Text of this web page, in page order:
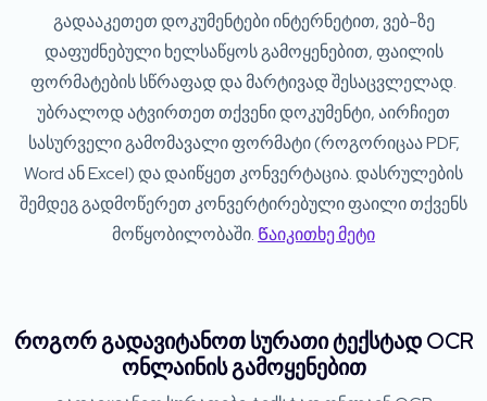
გადააკეთეთ დოკუმენტები ინტერნეტით, ვებ-ზე
დაფუძნებული ხელსაწყოს გამოყენებით, ფაილის
ფორმატების სწრაფად და მარტივად შესაცვლელად.
უბრალოდ ატვირთეთ თქვენი დოკუმენტი, აირჩიეთ
სასურველი გამომავალი ფორმატი (როგორიცაა PDF,
Word ან Excel) და დაიწყეთ კონვერტაცია. დასრულების
შემდეგ გადმოწერეთ კონვერტირებული ფაილი თქვენს
მოწყობილობაში. Წაიკითხე მეტი
როგორ გადავიტანოთ სურათი ტექსტად OCR
ონლაინის გამოყენებით